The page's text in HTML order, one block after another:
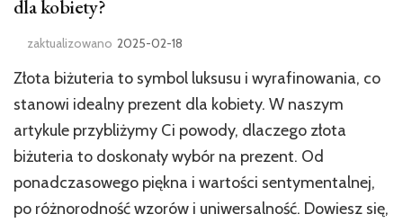
dla kobiety?
zaktualizowano 2025-02-18
Złota biżuteria to symbol luksusu i wyrafinowania, co
stanowi idealny prezent dla kobiety. W naszym
artykule przybliżymy Ci powody, dlaczego złota
biżuteria to doskonały wybór na prezent. Od
ponadczasowego piękna i wartości sentymentalnej,
po różnorodność wzorów i uniwersalność. Dowiesz się,